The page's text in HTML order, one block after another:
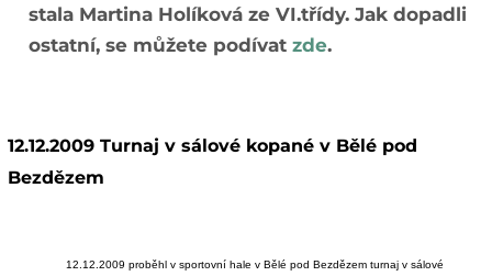
stala Martina Holíková ze VI.třídy. Jak dopadli
ostatní, se můžete podívat zde.
12.12.2009 Turnaj v sálové kopané v Bělé pod
Bezdězem
12.12.2009 proběhl v sportovní hale v Bělé pod Bezdězem turnaj v sálové